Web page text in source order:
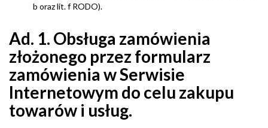
b oraz lit. f RODO).
Ad. 1. Obsługa zamówienia
złożonego przez formularz
zamówienia w Serwisie
Internetowym do celu zakupu
towarów i usług.